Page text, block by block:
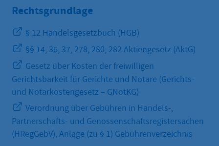
Rechtsgrundlage
§ 12 Handelsgesetzbuch (HGB)
§§ 14, 36, 37, 278, 280, 282 Aktiengesetz (AktG)
Gesetz über Kosten der freiwilligen
Gerichtsbarkeit für Gerichte und Notare (Gerichts-
und Notarkostengesetz – GNotKG)
Verordnung über Gebühren in Handels-,
Partnerschafts- und Genossenschaftsregistersachen
(HRegGebV), Anlage (zu § 1) Gebührenverzeichnis